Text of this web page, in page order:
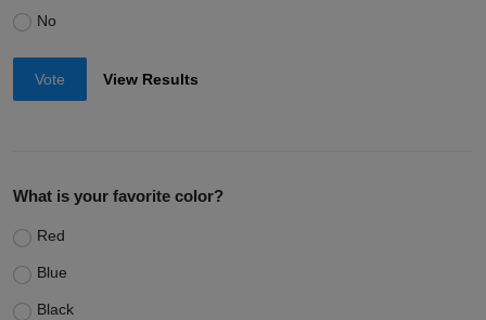
No
Vote View Results
What is your favorite color?
Red
Blue
Black